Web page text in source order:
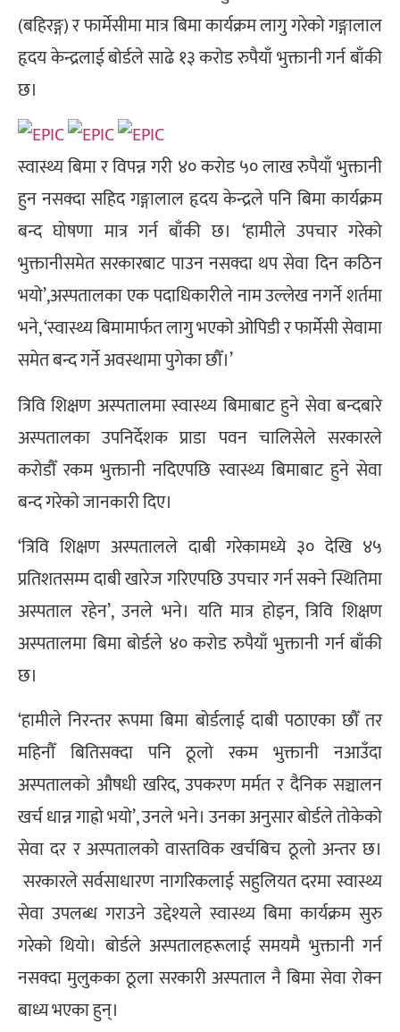
(बहिरङ्ग) र फार्मेसीमा मात्र बिमा कार्यक्रम लागु गरेको गङ्गालाल
हृदय केन्द्रलाई बोर्डले साढे १३ करोड रुपैयाँ भुक्तानी गर्न बाँकी
छ।
स्वास्थ्य बिमा र विपन्न गरी ४० करोड ५० लाख रुपैयाँ भुक्तानी
हुन नसक्दा सहिद गङ्गालाल हृदय केन्द्रले पनि बिमा कार्यक्रम
बन्द घोषणा मात्र गर्न बाँकी छ। ‘हामीले उपचार गरेको
भुक्तानीसमेत सरकारबाट पाउन नसक्दा थप सेवा दिन कठिन
भयो’,अस्पतालका एक पदाधिकारीले नाम उल्लेख नगर्ने शर्तमा
भने, ‘स्वास्थ्य बिमामार्फत लागु भएको ओपिडी र फार्मेसी सेवामा
समेत बन्द गर्ने अवस्थामा पुगेका छौँ।’
त्रिवि शिक्षण अस्पतालमा स्वास्थ्य बिमाबाट हुने सेवा बन्दबारे
अस्पतालका उपनिर्देशक प्राडा पवन चालिसेले सरकारले
करोडौँ रकम भुक्तानी नदिएपछि स्वास्थ्य बिमाबाट हुने सेवा
बन्द गरेको जानकारी दिए।
‘त्रिवि शिक्षण अस्पतालले दाबी गरेकामध्ये ३० देखि ४५
प्रतिशतसम्म दाबी खारेज गरिएपछि उपचार गर्न सक्ने स्थितिमा
अस्पताल रहेन’, उनले भने। यति मात्र होइन, त्रिवि शिक्षण
अस्पतालमा बिमा बोर्डले ४० करोड रुपैयाँ भुक्तानी गर्न बाँकी
छ।
‘हामीले निरन्तर रूपमा बिमा बोर्डलाई दाबी पठाएका छौँ तर
महिनौँ बितिसक्दा पनि ठूलो रकम भुक्तानी नआउँदा
अस्पतालको औषधी खरिद, उपकरण मर्मत र दैनिक सञ्चालन
खर्च धान्न गाह्रो भयो’, उनले भने। उनका अनुसार बोर्डले तोकेको
सेवा दर र अस्पतालको वास्तविक खर्चबिच ठूलो अन्तर छ।
सरकारले सर्वसाधारण नागरिकलाई सहुलियत दरमा स्वास्थ्य
सेवा उपलब्ध गराउने उद्देश्यले स्वास्थ्य बिमा कार्यक्रम सुरु
गरेको थियो। बोर्डले अस्पतालहरूलाई समयमै भुक्तानी गर्न
नसक्दा मुलुकका ठूला सरकारी अस्पताल नै बिमा सेवा रोक्न
बाध्य भएका हुन्।